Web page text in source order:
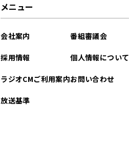
メニュー
会社案内
採用情報
ラジオCMご利用案内
放送基準
番組審議会
個人情報について
お問い合わせ